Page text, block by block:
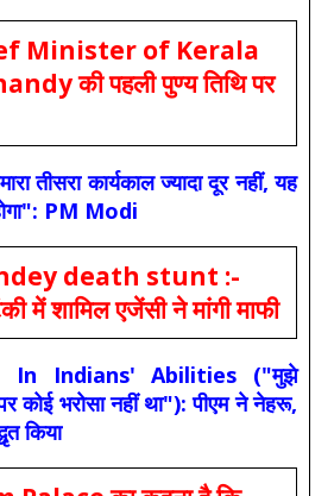
Minister of Kerala
की पहली पुण्य तिथि पर
तीसरा कार्यकाल ज्यादा दूर नहीं, यह
PM Modi
death stunt :-
में शामिल एजेंसी ने मांगी माफी
In Indians' Abilities ("मुझे
कोई भरोसा नहीं था"): पीएम ने नेहरू,
किया